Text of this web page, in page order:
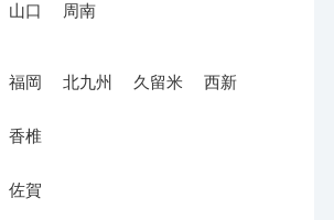
山口 周南
福岡 北九州 久留米 西新
香椎
佐賀